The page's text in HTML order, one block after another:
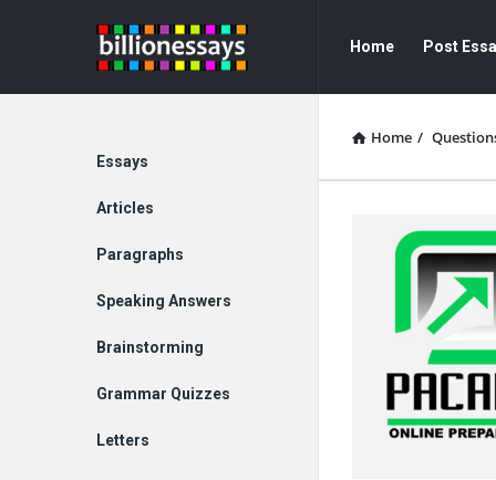
Billion
Essays
Essays
Navigation
Home Post
Home /
Explore
Essays
Articles
Paragraphs
Speaking Answers
Brainstorming
Grammar Quizzes
Letters